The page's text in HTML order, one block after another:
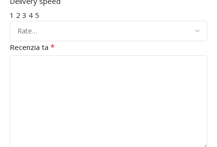
1 2 3 4 5
Recenzia ta *